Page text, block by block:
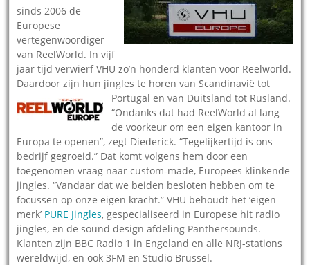
sinds 2006 de
Europese
vertegenwoordiger
van ReelWorld. In vijf
jaar tijd verwierf VHU zo’n honderd klanten voor Reelworld.
Daardoor zijn hun jingles te horen van Scandinavië tot
Portugal en van Duitsland tot Rusland.
“Ondanks dat had ReelWorld al lang
de voorkeur om een eigen kantoor in
Europa te openen”, zegt Diederick. “Tegelijkertijd is ons
bedrijf gegroeid.” Dat komt volgens hem door een
toegenomen vraag naar custom-made, Europees klinkende
jingles. “Vandaar dat we beiden besloten hebben om te
focussen op onze eigen kracht.” VHU behoudt het ‘eigen
merk’ PURE Jingles, gespecialiseerd in Europese hit radio
jingles, en de sound design afdeling Panthersounds.
Klanten zijn BBC Radio 1 in Engeland en alle NRJ-stations
wereldwijd, en ook 3FM en Studio Brussel.